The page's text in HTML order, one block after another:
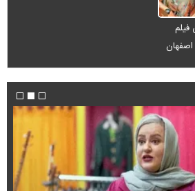
اصفهان